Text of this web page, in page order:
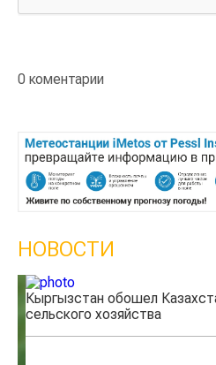
0 коментарии
НОВОСТИ
Кыргызстан обошел
сельского хозяйства